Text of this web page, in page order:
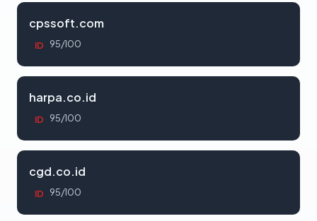
cpssoft.com
ID 95/100
harpa.co.id
ID 95/100
cgd.co.id
ID 95/100